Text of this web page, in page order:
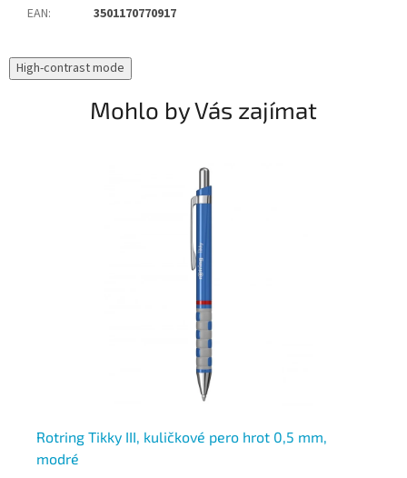
EAN: 3501170770917
High-contrast mode
Mohlo by Vás zajímat
Rotring Tikky III, kuličkové pero hrot 0,5 mm,
modré